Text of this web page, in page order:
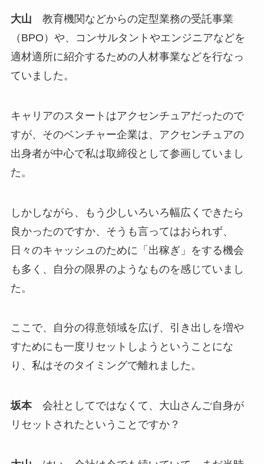
大山 教育機関などからの定型業務の受託事業
（BPO）や、コンサルタントやエンジニアなどを
適材適所に紹介するための人材事業などを行なっ
ていました。
キャリアのスタートはアクセンチュアだったので
すが、そのベンチャー企業は、アクセンチュアの
出身者が中心で私は取締役として参画していまし
た。
しかしながら、もう少しいろいろ幅広くできたら
良かったのですか、そうも言ってはおられず、
日々のキャッシュのために「出稼ぎ」をする機会
も多く、自分の限界のようなものを感じていまし
た。
ここで、自分の得意領域を広げ、引き出しを増や
すためにも一度リセットしようということにな
り、私はそのタイミングで離れました。
坂本会社としてではなくて、大山さんご自身が
リセットされたということですか？